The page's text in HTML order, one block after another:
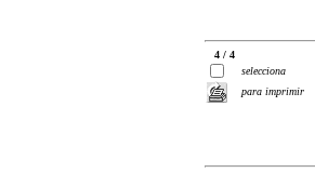
4 / 4
selecciona
para imprimir